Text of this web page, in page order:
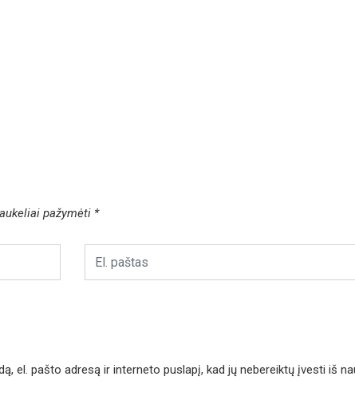
pažymėti *
el. pašto adresą ir interneto puslapį, kad jų nebereiktų įvesti iš